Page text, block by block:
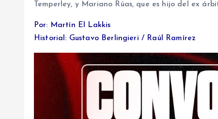
Temperley, y Mariano Rúas, que es hijo del ex
Por: Martín El Lakkis
Historial: Gustavo Berlingieri / Raúl Ramírez